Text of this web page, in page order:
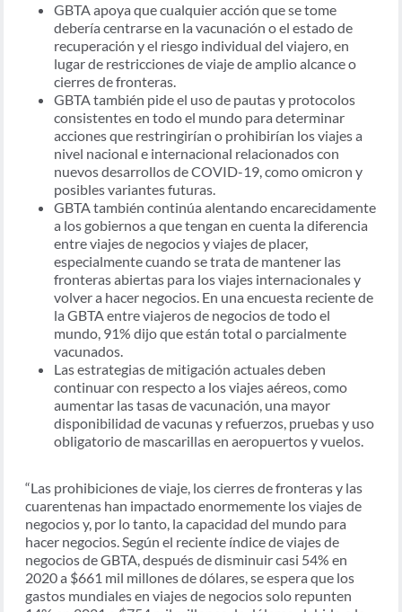
GBTA apoya que cualquier acción que se tome
debería centrarse en la vacunación o el estado de
recuperación y el riesgo individual del viajero, en
lugar de restricciones de viaje de amplio alcance o
cierres de fronteras.
GBTA también pide el uso de pautas y protocolos
consistentes en todo el mundo para determinar
acciones que restringirían o prohibirían los viajes a
nivel nacional e internacional relacionados con
nuevos desarrollos de COVID-19, como omicron y
posibles variantes futuras.
GBTA también continúa alentando encarecidamente
a los gobiernos a que tengan en cuenta la diferencia
entre viajes de negocios y viajes de placer,
especialmente cuando se trata de mantener las
fronteras abiertas para los viajes internacionales y
volver a hacer negocios. En una encuesta reciente de
la GBTA entre viajeros de negocios de todo el
mundo, 91% dijo que están total o parcialmente
vacunados.
Las estrategias de mitigación actuales deben
continuar con respecto a los viajes aéreos, como
aumentar las tasas de vacunación, una mayor
disponibilidad de vacunas y refuerzos, pruebas y uso
obligatorio de mascarillas en aeropuertos y vuelos.
“Las prohibiciones de viaje, los cierres de fronteras y las
cuarentenas han impactado enormemente los viajes de
negocios y, por lo tanto, la capacidad del mundo para
hacer negocios. Según el reciente índice de viajes de
negocios de GBTA, después de disminuir casi 54% en
2020 a $661 mil millones de dólares, se espera que los
gastos mundiales en viajes de negocios solo repunten